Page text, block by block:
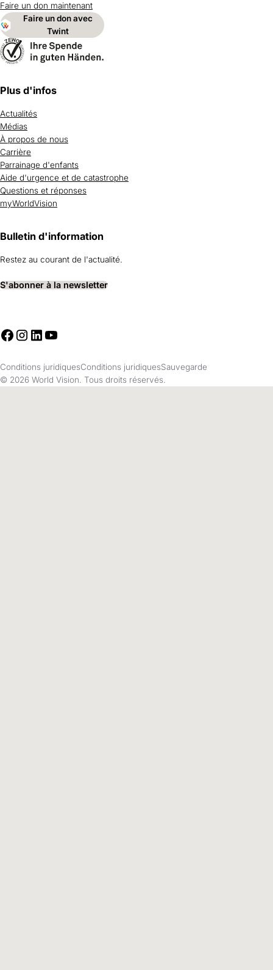
Faire un don maintenant
Faire un don avec
Twint
Plus d'infos
Actualités
Médias
À propos de nous
Carrière
Parrainage d'enfants
Aide d'urgence et de catastrophe
Questions et réponses
myWorldVision
Bulletin d'information
Restez au courant de l'actualité.
S'abonner à la newsletter
© 2026 World Vision. Tous droits réservés.
Conditions juridiquesConditions juridiquesSauvegarde